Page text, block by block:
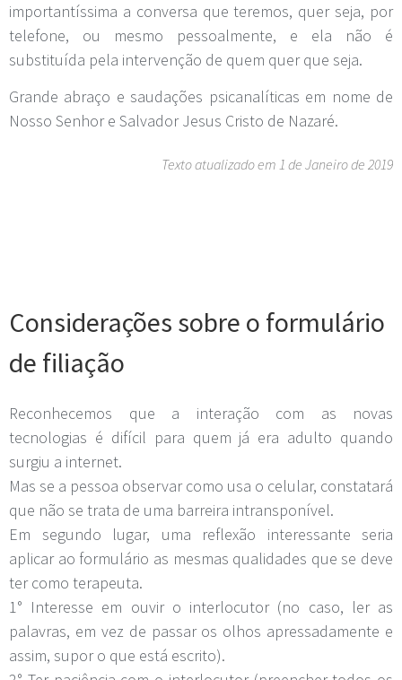
importantíssima a conversa que teremos, quer seja, por
telefone, ou mesmo pessoalmente, e ela não é
substituída pela intervenção de quem quer que seja.
Grande abraço e saudações psicanalíticas em nome de
Nosso Senhor e Salvador Jesus Cristo de Nazaré.
Texto atualizado em 1 de Janeiro de 2019
Considerações sobre o formulário
de filiação
Reconhecemos que a interação com as novas
tecnologias é difícil para quem já era adulto quando
surgiu a internet.
Mas se a pessoa observar como usa o celular, constatará
que não se trata de uma barreira intransponível.
Em segundo lugar, uma reflexão interessante seria
aplicar ao formulário as mesmas qualidades que se deve
ter como terapeuta.
1° Interesse em ouvir o interlocutor (no caso, ler as
palavras, em vez de passar os olhos apressadamente e
assim, supor o que está escrito).